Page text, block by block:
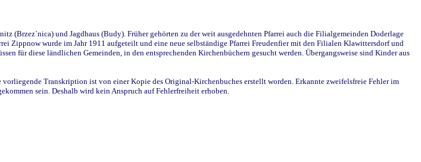
und Jagdhaus (Budy). Früher gehörten zu der weit ausgedehnten Pfarrei auch die Filialgemeinden Doderlage
Zippnow wurde im Jahr 1911 aufgeteilt und eine neue selbständige Pfarrei Freudenfier mit den Filialen Klawittersdorf und
für diese ländlichen Gemeinden, in den entsprechenden Kirchenbüchern gesucht werden. Übergangsweise sind Kinder aus
Transkription ist von einer Kopie des Original-Kirchenbuches erstellt worden. Erkannte zweifelsfreie Fehler im
sein. Deshalb wird kein Anspruch auf Fehlerfreiheit erhoben.